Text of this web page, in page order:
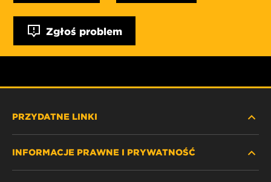
Zgłoś problem
PRZYDATNE LINKI
INFORMACJE PRAWNE I PRYWATNOŚĆ